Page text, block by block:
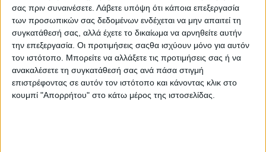
σας πριν συναινέσετε. Λάβετε υπόψη ότι κάποια επεξεργασία
των προσωπικών σας δεδομένων ενδέχεται να μην απαιτεί τη
συγκατάθεσή σας, αλλά έχετε το δικαίωμα να αρνηθείτε αυτήν
την επεξεργασία. Οι προτιμήσεις σαςθα ισχύουν μόνο για αυτόν
τον ιστότοπο. Μπορείτε να αλλάξετε τις προτιμήσεις σας ή να
ανακαλέσετε τη συγκατάθεσή σας ανά πάσα στιγμή
επιστρέφοντας σε αυτόν τον ιστότοπο και κάνοντας κλικ στο
κουμπί "Απορρήτου" στο κάτω μέρος της ιστοσελίδας.
μέσα, ο τεχνολογικός αλφαβητισμός, η ευελιξία, η ηγεσία, η
πρωτοβουλία, η παραγωγικότητα και οι κοινωνικές και
συναισθηματικές δεξιότητες είναι ορισμένες από τις δεξιότητες
που καλείται να έχει ο σημερινός εργαζόμενος.
Και εκεί που καλούμαστε να ξεμπερδέψουμε το κουβάρι στον
έφηβο και μελλοντικό εργαζόμενο αλλά και στους νυν
εργαζόμενους, εκεί το μπερδεύουμε κι άλλο.